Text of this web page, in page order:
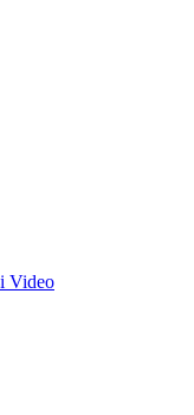
Video